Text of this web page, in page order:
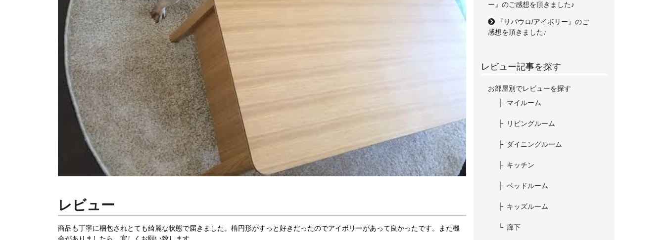
レビュー
商品も丁寧に梱包されとても綺麗な状態で届きました。楕円形がすっと好きだったのでアイボリーがあって良かったです。また機
ー』のご感想を頂きました♪
『サパウロ/アイボリー』のご
感想を頂きました♪
レビュー記事を探す
お部屋別でレビューを探す
マイルーム
リビングルーム
ダイニングルーム
キッチン
ベッドルーム
キッズルーム
廊下